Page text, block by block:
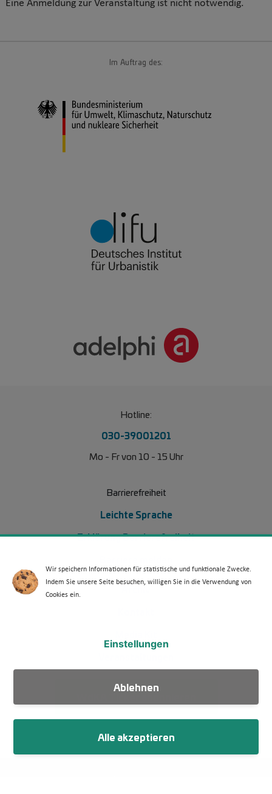
Eine Anmeldung zur Veranstaltung ist nicht notwendig.
Im Auftrag des:
Hotline:
030-39001201
Mo - Fr von 10 - 15 Uhr
Barrierefreiheit
Leichte Sprache
Erklärung Barrierefreiheit
Footer Menü 2 (WdKA 26)
Archiv
Wir speichern Informationen für statistische und funktionale Zwecke.
Indem Sie unsere Seite besuchen, willigen Sie in die Verwendung von
Cookies ein.
Ablehnen
Einstellungen
Alle akzeptieren